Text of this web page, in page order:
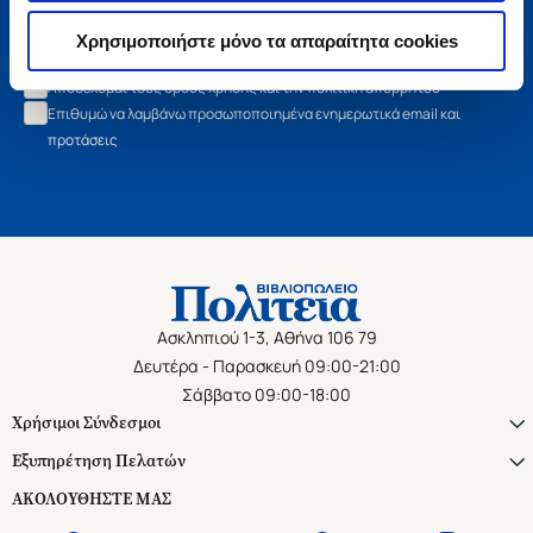
Χρησιμοποιήστε μόνο τα απαραίτητα cookies
Αποδέχομαι τους όρους χρήσης και την πολιτική απορρήτου
Επιθυμώ να λαμβάνω προσωποποιημένα ενημερωτικά email και
προτάσεις
Ασκληπιού 1-3, Αθήνα 106 79
Δευτέρα - Παρασκευή 09:00-21:00
Σάββατο 09:00-18:00
Χρήσιμοι Σύνδεσμοι
Εξυπηρέτηση Πελατών
ΑΚΟΛΟΥΘΗΣΤΕ ΜΑΣ